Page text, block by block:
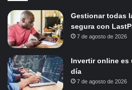
Gestionar todas
segura con
7 de agosto de 2026
Invertir online es
día
7 de agosto de 2026